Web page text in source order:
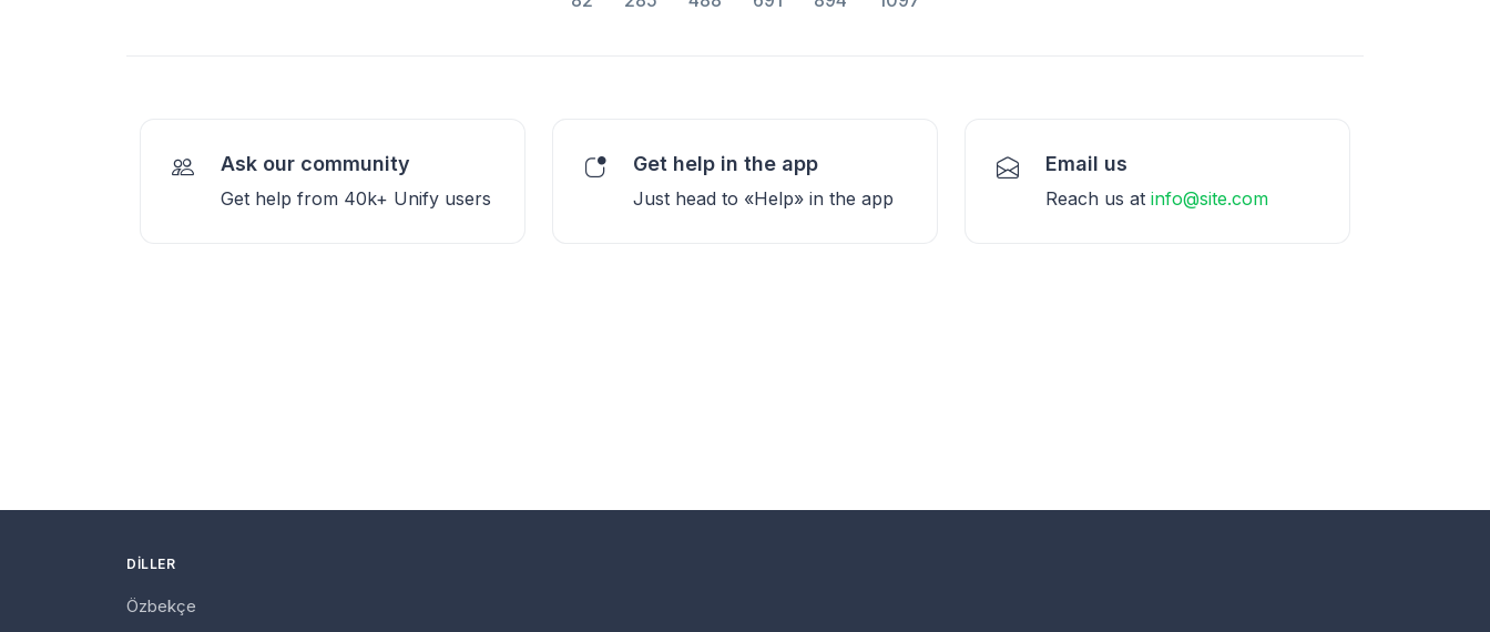
Ask our community
Get help from 40k+ Unify users
Get help in the app
Just head to «Help» in the app
Email us
Reach us at info@site.com
DILLER
Özbekçe